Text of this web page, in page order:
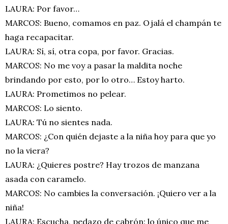
LAURA: Por favor…
MARCOS: Bueno, comamos en paz. Ojalá el champán te
haga recapacitar.
LAURA: Sí, sí, otra copa, por favor. Gracias.
MARCOS: No me voy a pasar la maldita noche
brindando por esto, por lo otro… Estoy harto.
LAURA: Prometimos no pelear.
MARCOS: Lo siento.
LAURA: Tú no sientes nada.
MARCOS: ¿Con quién dejaste a la niña hoy para que yo
no la viera?
LAURA: ¿Quieres postre? Hay trozos de manzana
asada con caramelo.
MARCOS: No cambies la conversación. ¡Quiero ver a la
niña!
LAURA: Escucha, pedazo de cabrón: lo único que me